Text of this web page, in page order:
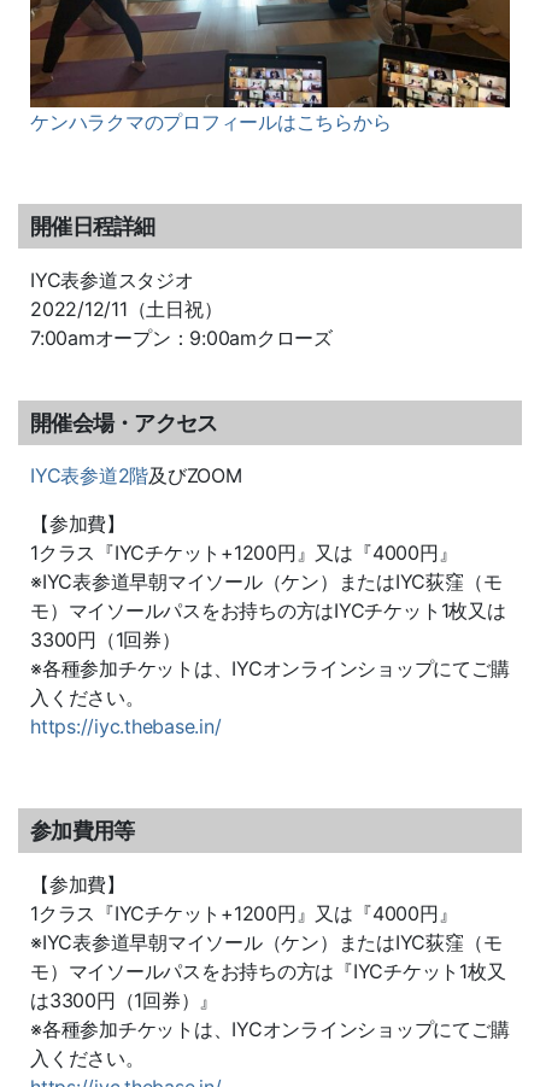
ケンハラクマのプロフィールはこちらから
開催日程詳細
IYC表参道スタジオ
2022/12/11（土日祝）
7:00amオープン：9:00amクローズ
開催会場・アクセス
IYC表参道2階及びZOOM
【参加費】
1クラス『IYCチケット +1200円』又は『4000円』
※IYC表参道早朝マイソール（ケン）またはIYC荻窪（モ
モ）マイソールパスをお持ちの方はIYCチケット 1枚又は
3300円（1回券）
※各種参加チケットは、 IYCオンラインショップにてご購
入ください。
https://iyc.thebase.in/
参加費用等
【参加費】
1クラス 『IYCチケット +1200円』又は『4000円』
※IYC表参道早朝マイソール（ケン）またはIYC荻窪（モ
モ）マイソールパスをお持ちの方は『IYCチケット 1枚又
は3300円（1回券）』
※各種参加チケットは、 IYCオンラインショップにてご購
入ください。